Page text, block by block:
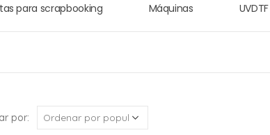
para scrapbooking Máquinas UVDTF
por: